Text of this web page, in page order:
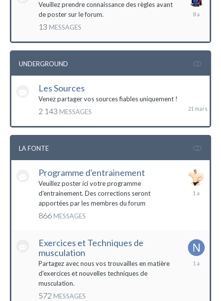
Veuillez prendre connaissance des règles avant
de poster sur le forum.
13 MESSAGES
UNDERGROUND
Les Sources
Venez partager vos sources fiables uniquement !
2 143 MESSAGES
LA FONTE
Programme d'entrainement
Veuillez poster ici votre programme
d'entrainement. Des corrections seront
apportées par les membres du forum
866 MESSAGES
20
Exercices et Techniques de
musculation
Partagez avec nous vos trouvailles en matière
d'exercices et nouvelles techniques de
musculation.
572 MESSAGES
25